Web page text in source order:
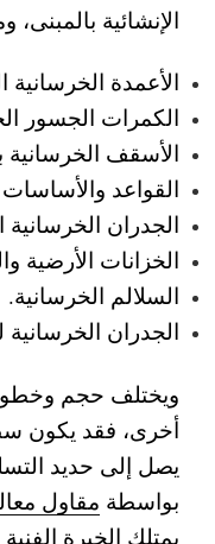
الإنشائية بالمبنى،
الأعمدة الخرسانية
الكمرات الجسور
الأسقف الخرسانية
القواعد
الجدران الخرسانية
الخزانات الأرضية
السلالم الخرسانية.
الجدران الخرسانية
ويختلف حجم
أخرى، فقد يكون
يصل إلى حديد
بواسطة مقاول
يمتلك الخبرة